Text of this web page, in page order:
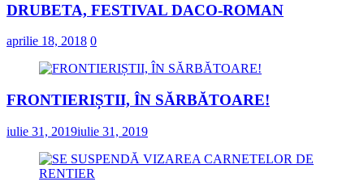
DRUBETA, FESTIVAL DACO-ROMAN
aprilie 18, 2018 0
FRONTIERIȘTII, ÎN SĂRBĂTOARE!
iulie 31, 2019iulie 31, 2019